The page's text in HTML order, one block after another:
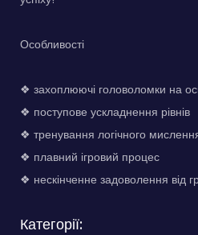
Особливості
❖ захоплюючі головоломки на
❖ поступове ускладнення рівнів
❖ тренування логічного
❖ плавний ігровий процес
❖ нескінченне задоволення від
Категорії: